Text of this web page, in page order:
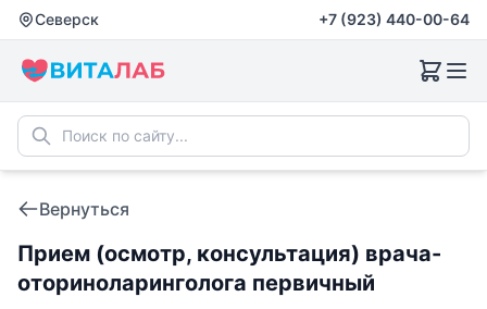
Северск +7 (923) 440-00-64
Вернуться
Прием (осмотр, консультация) врача-
оториноларинголога первичный